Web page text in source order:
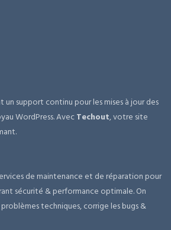
support continu pour les mises à jour des
WordPress. AvecTechout, votre site
de maintenance et de réparation pour
sécurité & performance optimale. On
techniques, corrige les bugs &